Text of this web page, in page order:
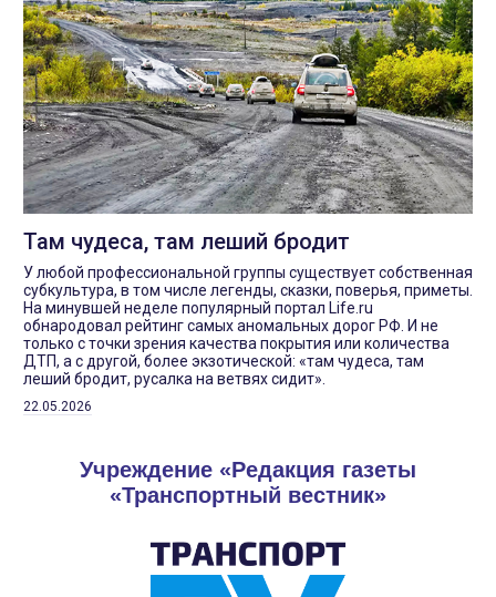
Там чудеса, там леший бродит
У любой профессиональной группы существует собственная
субкультура, в том числе легенды, сказки, поверья, приметы.
На минувшей неделе популярный портал Life.ru
обнародовал рейтинг самых аномальных дорог РФ. И не
только с точки зрения качества покрытия или количества
ДТП, а с другой, более экзотической: «там чудеса, там
леший бродит, русалка на ветвях сидит».
22.05.2026
Учреждение «Редакция газеты
«Транспортный вестник»